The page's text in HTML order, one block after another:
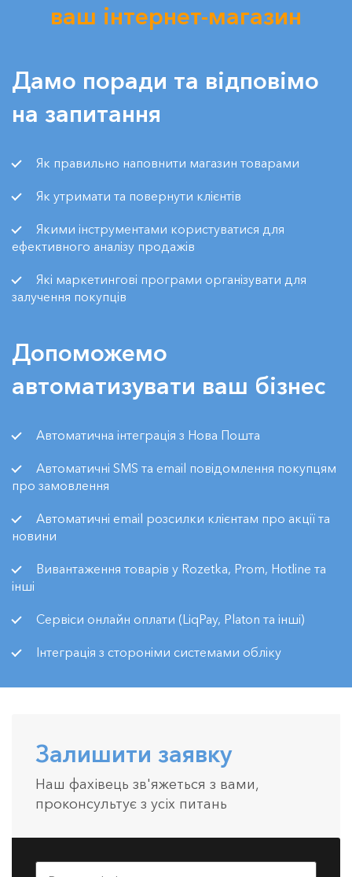
ваш інтернет-магазин
Дамо поради та відповімо
на запитання
Як правильно наповнити магазин товарами
Як утримати та повернути клієнтів
Якими інструментами користуватися для
ефективного аналізу продажів
Які маркетингові програми організувати для
залучення покупців
Допоможемо
автоматизувати ваш бізнес
Автоматична інтеграція з Нова Пошта
Автоматичні SMS та email повідомлення покупцям
про замовлення
Автоматичні email розсилки клієнтам про акції та
новини
Вивантаження товарів у Rozetka, Prom, Hotline та
інші
Сервіси онлайн оплати (LiqPay, Platon та інші)
Інтеграція з стороніми системами обліку
Залишити заявку
Наш фахівець зв'яжеться з вами,
проконсультує з усіх питань